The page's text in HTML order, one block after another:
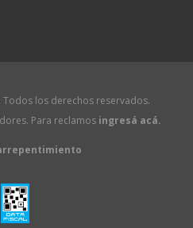
los derechos reservados.
Para reclamos ingresá acá.